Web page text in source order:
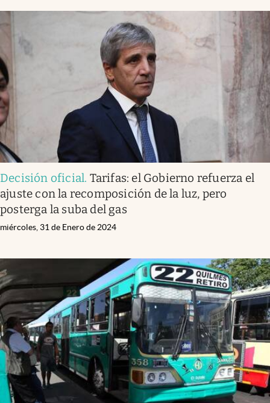
Decisión oficial. Tarifas: el Gobierno refuerza el
ajuste con la recomposición de la luz, pero
posterga la suba del gas
miércoles, 31 de Enero de 2024